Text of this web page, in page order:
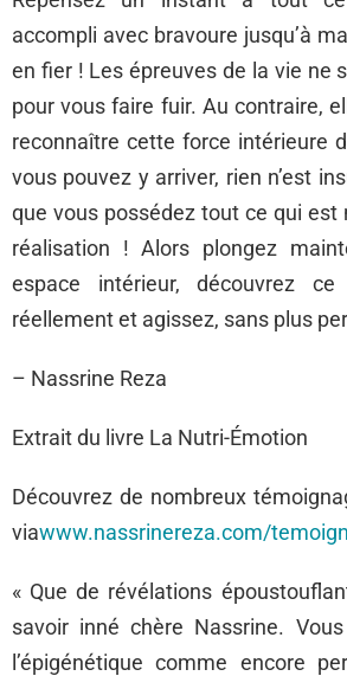
accompli avec bravoure jusqu’à
en fier ! Les épreuves de la vie ne
pour vous faire fuir. Au contraire,
reconnaître cette force intérieure
vous pouvez y arriver, rien n’est
que vous possédez tout ce qui est
réalisation ! Alors plongez
espace intérieur, découvrez
réellement et agissez, sans plus
– Nassrine Reza
Extrait du livre La Nutri-Émotion
Découvrez de nombreux
viawww.nassrinereza.com/
« Que de révélations
savoir inné chère Nassrine.
l’épigénétique comme encore